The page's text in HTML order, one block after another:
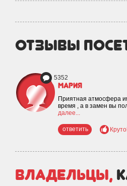
отзывы
5352
Мария
Приятная атмосфера
время , а в замен вы
далее...
ответить
Владельцы,